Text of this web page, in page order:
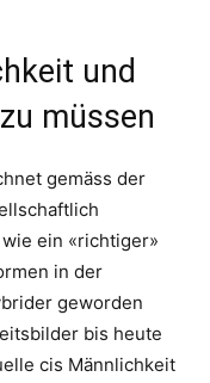
und
müssen
gemäss der
ein «richtiger»
in der
geworden
bis heute
cis Männlichkeit